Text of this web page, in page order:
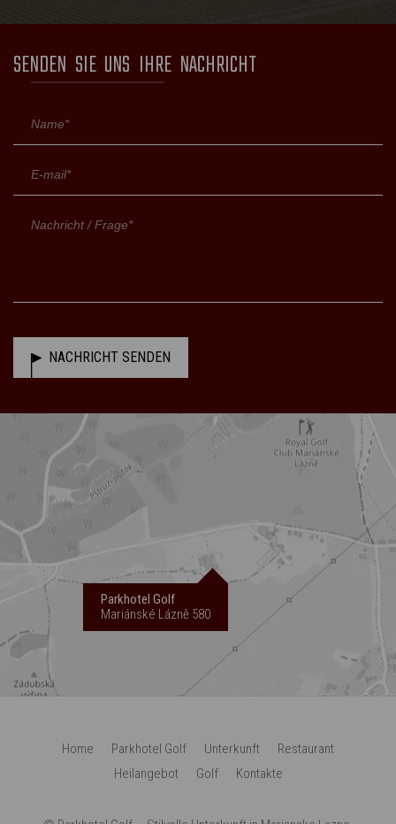
SENDEN SIE UNS IHRE NACHRICHT
NACHRICHT SENDEN
Parkhotel Golf
Mariánské Lázně 580
Home Parkhotel Golf Unterkunft
Restaurant
Heilangebot
Golf Kontakte